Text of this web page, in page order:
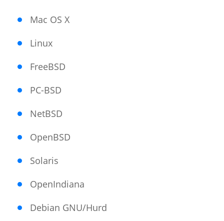
Mac OS X
Linux
FreeBSD
PC-BSD
NetBSD
OpenBSD
Solaris
OpenIndiana
Debian GNU/Hurd